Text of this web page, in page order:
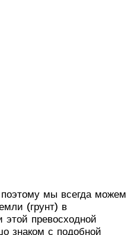
мы всегда можем
(грунт) в
превосходной
знаком с подобной